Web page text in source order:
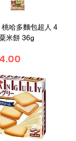
桃哈多麵包超人 4
米餅 36g